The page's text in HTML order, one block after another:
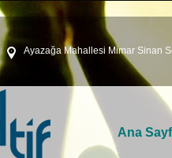
Ayazağa Mahallesi Mimar Sinan
Ana